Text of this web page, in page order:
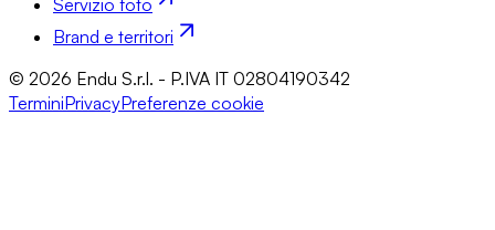
Servizio foto
Brand e territori
© 2026 Endu S.r.l. - P.IVA IT 02804190342
TerminiPrivacyPreferenze cookie